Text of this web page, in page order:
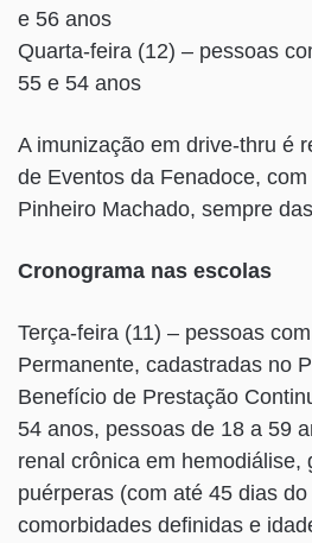
e 56 anos
Quarta-feira (12) – pessoas
55 e 54 anos
A imunização em drive-thru é
de Eventos da Fenadoce,
Pinheiro Machado, sempre
Cronograma nas escolas
Terça-feira (11) – pessoas
Permanente, cadastradas no
Benefício de Prestação
54 anos, pessoas de 18 a 59
renal crônica em hemodiálise,
puérperas (com até 45 dias
comorbidades definidas e